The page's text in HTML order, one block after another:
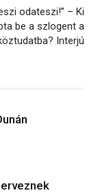
odateszi!” – Ki
be a szlogent a
Interjú